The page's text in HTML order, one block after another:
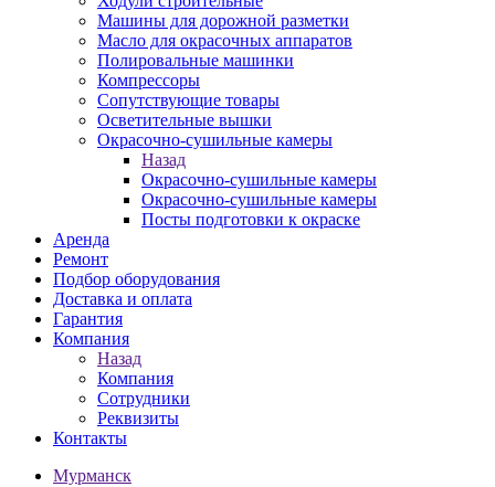
Машины для дорожной разметки
Масло для окрасочных аппаратов
Полировальные машинки
Компрессоры
Сопутствующие товары
Осветительные вышки
Окрасочно-сушильные камеры
Назад
Окрасочно-сушильные камеры
Окрасочно-сушильные камеры
Посты подготовки к окраске
Аренда
Ремонт
Подбор оборудования
Доставка и оплата
Гарантия
Компания
Назад
Компания
Сотрудники
Реквизиты
Контакты
Мурманск